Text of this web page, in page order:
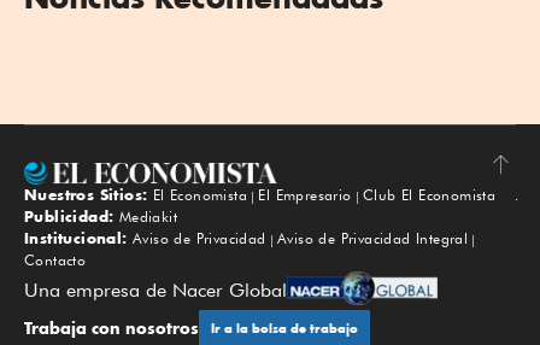
Subir
Nuestros Sitios: El Economista El Empresario
Club El Economista
Publicidad: Mediakit
Institucional: Aviso de Privacidad
Aviso de Privacidad Integral
Contacto
Una empresa de Nacer Global
Trabaja con nosotros Ir a la bolsa de trabajo